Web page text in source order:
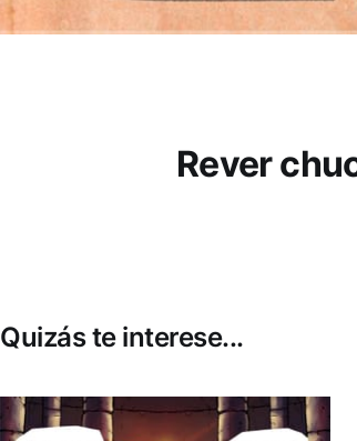
Rever
Quizás te interese...